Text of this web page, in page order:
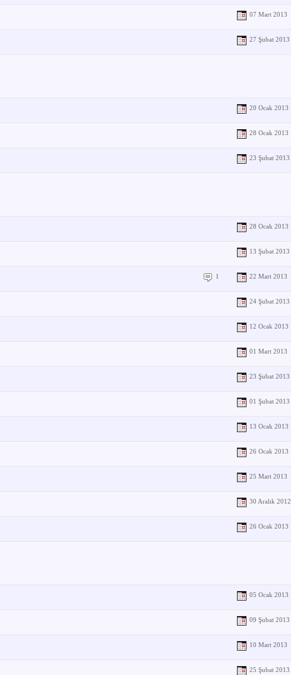
07 Mart 2013
27 Şubat 2013
20 Ocak 2013
28 Ocak 2013
23 Şubat 2013
28 Ocak 2013
13 Şubat 2013
22 Mart 2013
1
24 Şubat 2013
12 Ocak 2013
01 Mart 2013
23 Şubat 2013
01 Şubat 2013
13 Ocak 2013
26 Ocak 2013
25 Mart 2013
30 Aralık 2012
26 Ocak 2013
05 Ocak 2013
09 Şubat 2013
10 Mart 2013
25 Şubat 2013